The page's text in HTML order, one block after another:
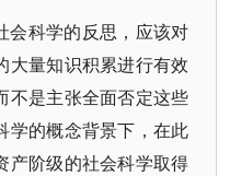
会科学的反思，应该对
大量知识积累进行有效
不是主张全面否定这些
学的概念背景下，在此
产阶级的社会科学取得